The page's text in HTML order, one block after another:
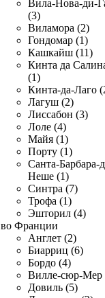
Вила-Нова-ди-
(3)
Виламора (2)
Гондомар (1)
Кашкайш (11)
Кинта да
(1)
Кинта-да-Лаго
Лагуш (2)
Лиссабон (3)
Лоле (4)
Майя (1)
Порту (1)
Санта-Барбара-
Неше (1)
Синтра (7)
Трофа (1)
Эшторил (4)
во Франции
Англет (2)
Биарриц (6)
Бордо (4)
Вилле-сюр-Мер
Довиль (5)